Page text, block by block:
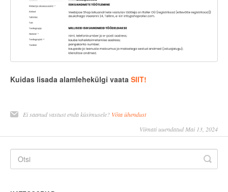
Kuidas lisada alamlehekülgi vaata SIIT!
Ei saanud vastust enda küsimusele? Võta ühendust
Viimati uuendatud Mai 13, 2024